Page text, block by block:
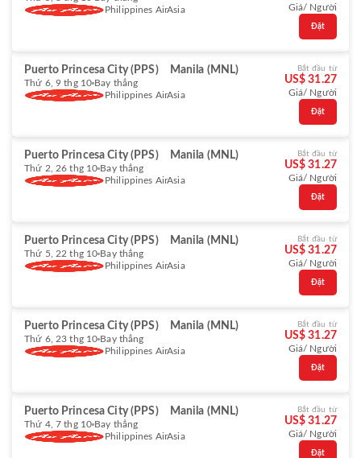
Philippines AirAsia
Giá/ Người
Đặt
Puerto Princesa City (PPS) Manila (MNL)
Thứ 6, 9 thg 10 Bay thẳng
Philippines AirAsia
Bắt đầu từ
US$ 31.27
Giá/ Người
Đặt
Puerto Princesa City (PPS) Manila (MNL)
Thứ 2, 26 thg 10 Bay thẳng
Philippines AirAsia
Bắt đầu từ
US$ 31.27
Giá/ Người
Đặt
Puerto Princesa City (PPS) Manila (MNL)
Thứ 5, 22 thg 10 Bay thẳng
Philippines AirAsia
Bắt đầu từ
US$ 31.27
Giá/ Người
Đặt
Puerto Princesa City (PPS) Manila (MNL)
Thứ 6, 23 thg 10 Bay thẳng
Philippines AirAsia
Bắt đầu từ
US$ 31.27
Giá/ Người
Đặt
Puerto Princesa City (PPS) Manila (MNL)
Thứ 4, 7 thg 10 Bay thẳng
Philippines AirAsia
Bắt đầu từ
US$ 31.27
Giá/ Người
Đặt